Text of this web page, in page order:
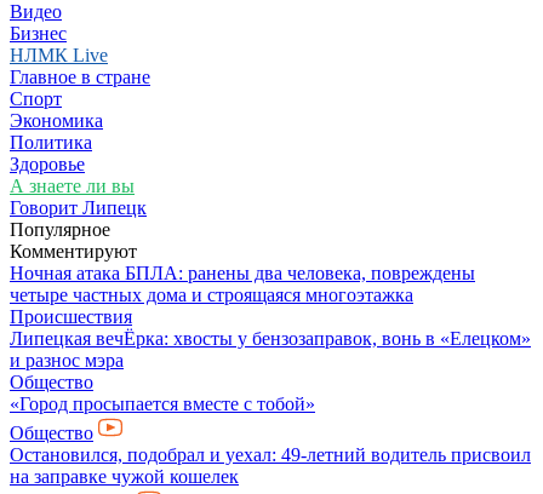
Видео
Бизнес
НЛМК Live
Главное в стране
Спорт
Экономика
Политика
Здоровье
А знаете ли вы
Говорит Липецк
Популярное
Комментируют
Ночная атака БПЛА: ранены два человека, повреждены
четыре частных дома и строящаяся многоэтажка
Происшествия
Липецкая вечЁрка: хвосты у бензозаправок, вонь в «Елецком»
и разнос мэра
Общество
«Город просыпается вместе с тобой»
Общество
Остановился, подобрал и уехал: 49-летний водитель присвоил
на заправке чужой кошелек